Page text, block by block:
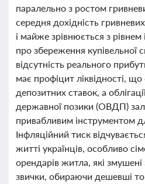
паралельно з ростом
середня дохідність
і майже зрівнюється з рівнем
про збереження купівельної
відсутність реального
має профіцит ліквідності,
депозитних ставок, а
державної позики (ОВДП)
привабливим інструментом
Інфляційний тиск
житті українців, особливо
орендарів житла, які
звички, обираючи дешевші